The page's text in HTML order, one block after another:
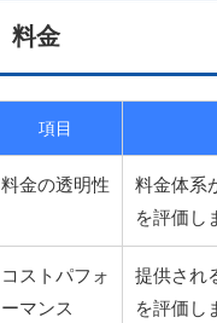
料金
項目
料金の透明性
料金体系
を評価し
コストパフォ
ーマンス
提供され
を評価し